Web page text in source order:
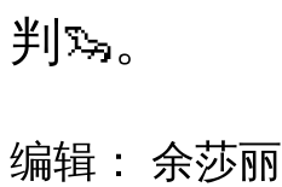
判🦦。
编辑： 余莎丽